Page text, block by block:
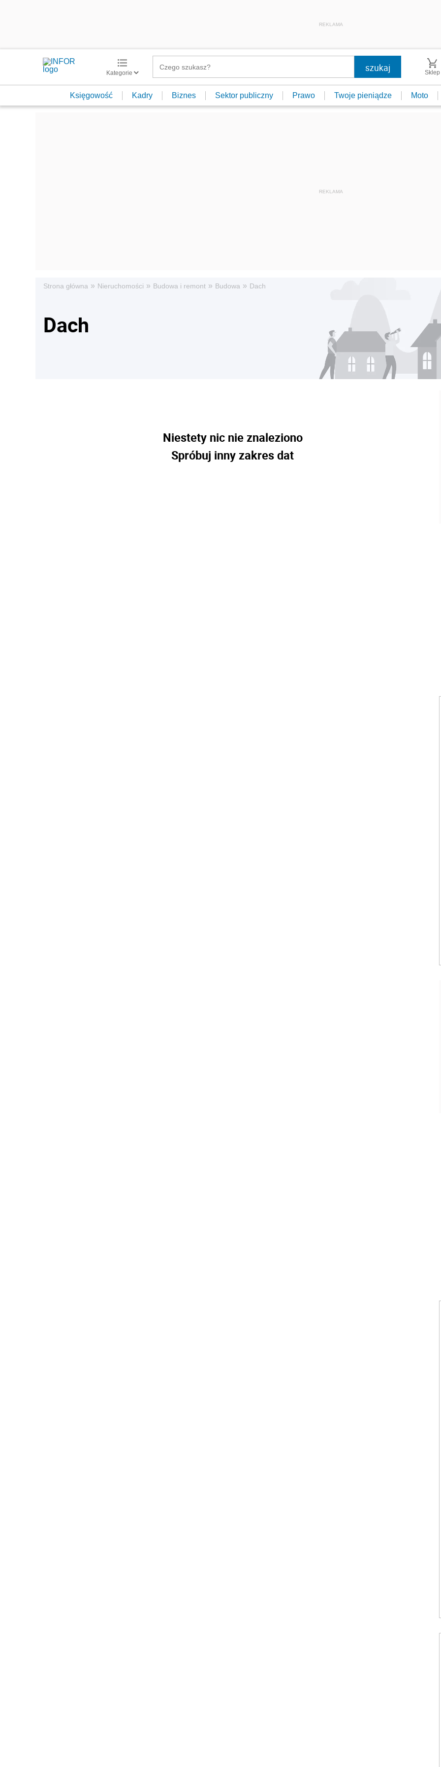
REKLAMA
Kategorie Sklep
Księgowość Kadry Biznes Sektor publiczny Prawo Twoje pieniądze Moto
Strona główna » Nieruchomości » Budowa i remont » Budowa » Dach
Dach
Niestety nic nie znaleziono
Spróbuj inny zakres dat